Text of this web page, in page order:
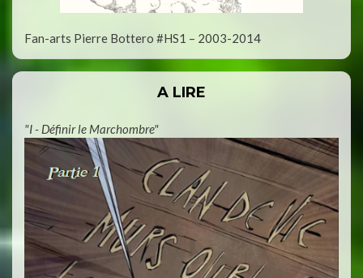
Fan-arts Pierre Bottero #HS1 – 2003-2014
A LIRE
"I - Définir le Marchombre"